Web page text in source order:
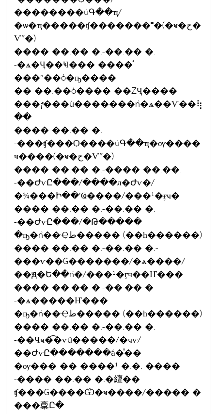
��������úԳ��ҵ/
�ѡ�ҵ�����ʧ�������˭�(�ҹ�ح�
Ѵʺ�)
���� ��.�� �.-��.�� �.
-�ѧ�Ҷ��Ҹ��� ����ͧ
���ʺ��ó�ҧ����
�� ��.��ó���� ��ŹҶ����
���¡ͧ���ú�������ǹ�ѧ��Ѵ��⢷
��
���� ��.�� �.
-���ʧ���Ѻ����úԳ��ҵ�ѹ����
ҹ����(�ҹ�ح�Ѵʺ�)
���� ��.�� �.-���� ��.��.
-��ԺѵԸ���/����л�Ժѵ�/
�¾���Ի��ʹҨ����/���¹�ӻҹ�
���� ��.�� �.-��.�� �.
-��ԺѵԸ���/�Թ�����
�ҧ�ǹ��Ҿط����� (��һ������)
���� ��.�� �.-��.�� �.-
���ѵ��Ǵ�������/�ѧ����/
��ԭ�Ե��ǹ�/���¹�ӻҹ��Ҥ���
���� ��.�� �.-��.�� �.
-�ѧ�����Ҥ���
�ҧ�ǹ��Ҿط����� (��һ������)
���� ��.�� �.-��.�� �.
-��Ҹҹ�͡�ѵû�����/�ҹѵ/
��ԺѵԸ�������á�ͧ��
�ѹ��� �� ����¹ �.�. ����
-���� ��.�� �.�繵��
ʧ���Ǵ����Ѿ�ҹ����/����� �
���稾Ը�